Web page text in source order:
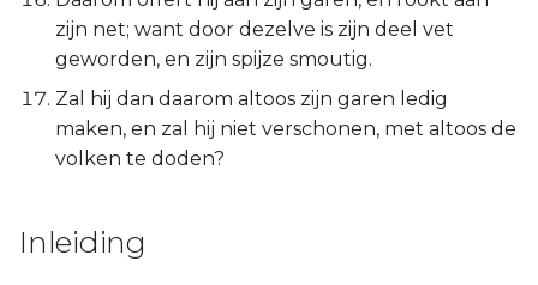
zijn net; want door dezelve is zijn deel vet
geworden, en zijn spijze smoutig.
Zal hij dan daarom altoos zijn garen ledig
maken, en zal hij niet verschonen, met altoos de
volken te doden?
Inleiding